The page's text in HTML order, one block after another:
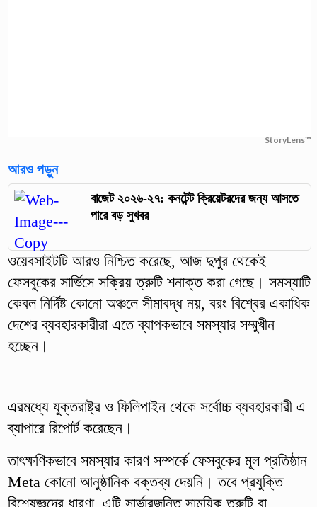
StoryLens™
আরও পড়ুন
বাজেট ২০২৬-২৭: কনটেন্ট ক্রিয়েটরদের জন্য আসতে
পারে বড় সুখবর
ওয়েবসাইটটি আরও নিশ্চিত করেছে, আজ দুপুর থেকেই
ফেসবুকের সার্ভিসে সক্রিয় ত্রুটি শনাক্ত করা গেছে। সমস্যাটি
কেবল নির্দিষ্ট কোনো অঞ্চলে সীমাবদ্ধ নয়, বরং বিশ্বের একাধিক
দেশের ব্যবহারকারীরা এতে ব্যাপকভাবে সমস্যার সম্মুখীন
হচ্ছেন।
এরমধ্যে যুক্তরাষ্ট্র ও ফিলিপাইন থেকে সর্বোচ্চ ব্যবহারকারী এ
ব্যাপারে রিপোর্ট করেছেন।
তাৎক্ষণিকভাবে সমস্যার কারণ সম্পর্কে ফেসবুকের মূল প্রতিষ্ঠান
Meta কোনো আনুষ্ঠানিক বক্তব্য দেয়নি। তবে প্রযুক্তি
বিশেষজ্ঞদের ধারণা, এটি সার্ভারজনিত সাময়িক ত্রুটি বা